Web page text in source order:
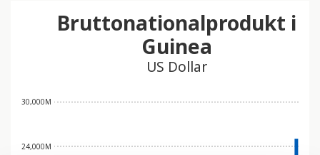
24,000M
30,000M
Bruttonationalprodukt i
Guinea
US Dollar